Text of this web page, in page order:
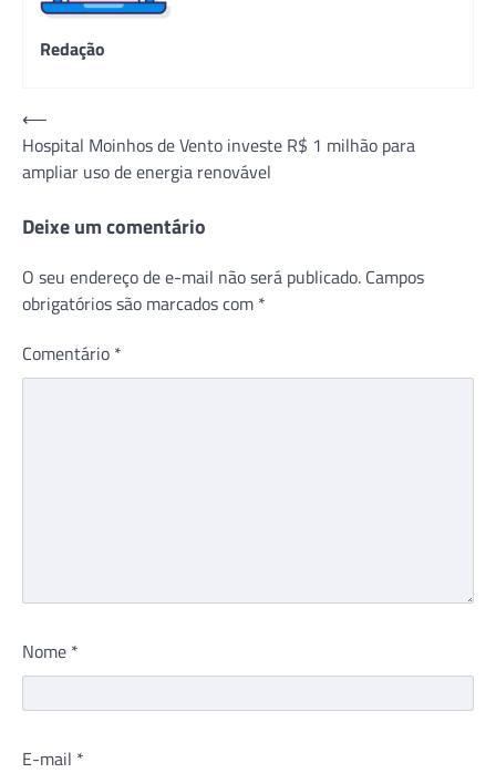
Redação
Navegação
de
Post
⟵
Hospital Moinhos de Vento investe R$ 1 milhão para
ampliar uso de energia renovável
Deixe um comentário
O seu endereço de e-mail não será publicado. Campos
obrigatórios são marcados com *
Comentário *
Nome *
E-mail *